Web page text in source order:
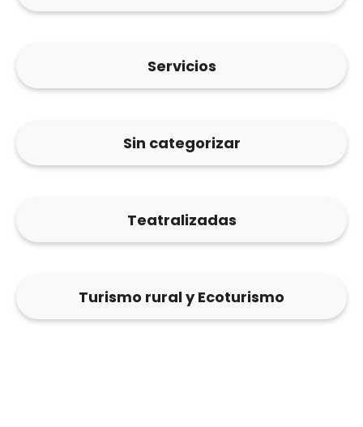
Servicios
Sin categorizar
Teatralizadas
Turismo rural y Ecoturismo